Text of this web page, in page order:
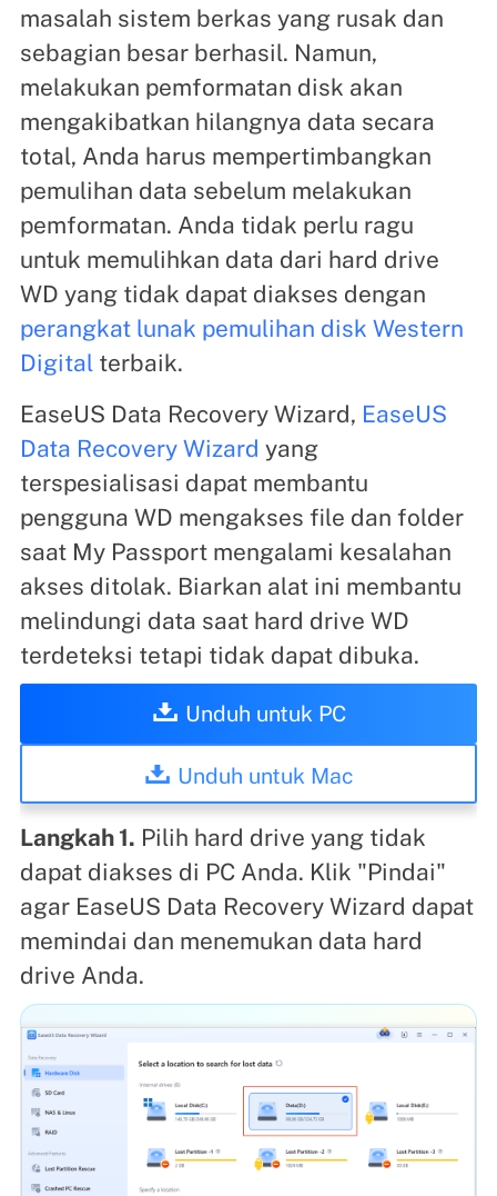
masalah sistem berkas yang rusak dan
sebagian besar berhasil. Namun,
melakukan pemformatan disk akan
mengakibatkan hilangnya data secara
total, Anda harus mempertimbangkan
pemulihan data sebelum melakukan
pemformatan. Anda tidak perlu ragu
untuk memulihkan data dari hard drive
WD yang tidak dapat diakses dengan
perangkat lunak pemulihan disk Western
Digitalterbaik.
EaseUS Data Recovery Wizard, EaseUS
Data Recovery Wizard yang
terspesialisasi dapat membantu
pengguna WD mengakses file dan folder
saat My Passport mengalami kesalahan
akses ditolak. Biarkan alat ini membantu
melindungi data saat hard drive WD
terdeteksi tetapi tidak dapat dibuka.
Unduh untuk PC
Unduh untuk Mac
Langkah 1. Pilih hard drive yang tidak
dapat diakses di PC Anda. Klik "Pindai"
agar EaseUS Data Recovery Wizard dapat
memindai dan menemukan data hard
drive Anda.